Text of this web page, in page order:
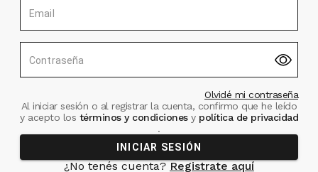
Email
Contraseña
Olvidé mi contraseña
Al iniciar sesión o al registrar la cuenta, confirmo que he leído
y acepto los términos y condiciones ypolítica de privacidad
.
INICIAR SESIÓN
¿No tenés cuenta? Registrate aquí